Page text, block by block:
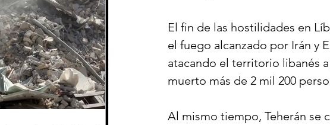
El fin de las hostilidades en
el fuego alcanzado por Irán y
atacando el territorio libanés
muerto más de 2 mil 200
Al mismo tiempo, Teherán se